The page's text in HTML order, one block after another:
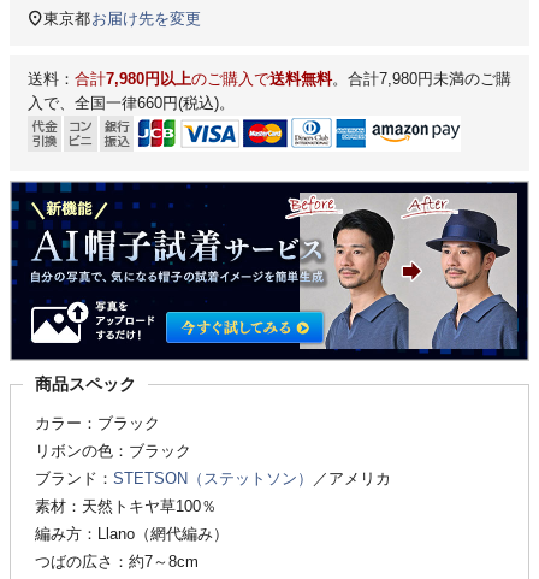
東京都お届け先を変更
送料： 合計7,980円以上のご購入で送料無料。合計7,980円未満のご購
入で、全国一律660円(税込)。
商品スペック
カラー：ブラック
リボンの色：ブラック
ブランド： STETSON（ステットソン）
／アメリカ
素材：天然トキヤ草100％
編み方：Llano（網代編み）
つばの広さ：約7～8cm